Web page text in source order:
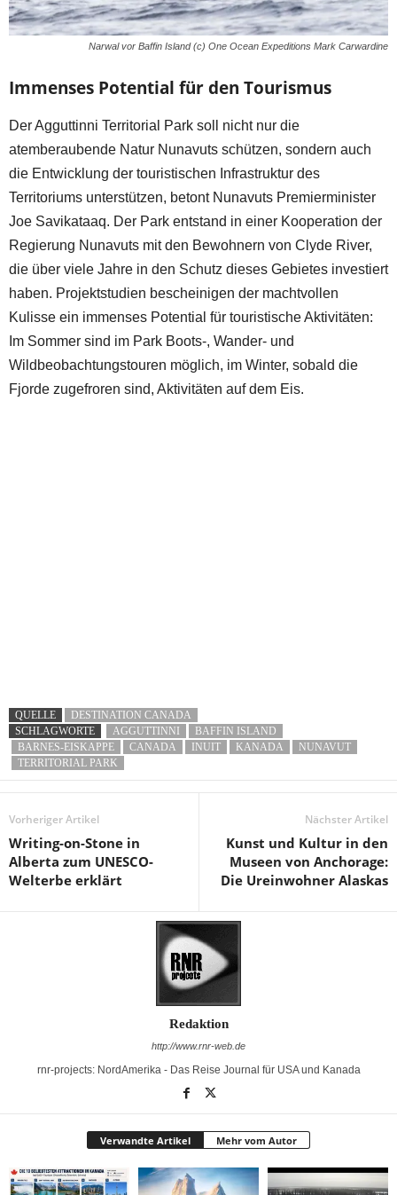
Narwal vor Baffin Island (c) One Ocean Expeditions Mark Carwardine
Immenses Potential für den Tourismus
Der Agguttinni Territorial Park soll nicht nur die
atemberaubende Natur Nunavuts schützen, sondern auch
die Entwicklung der touristischen Infrastruktur des
Territoriums unterstützen, betont Nunavuts Premierminister
Joe Savikataaq. Der Park entstand in einer Kooperation der
Regierung Nunavuts mit den Bewohnern von Clyde River,
die über viele Jahre in den Schutz dieses Gebietes investiert
haben. Projektstudien bescheinigen der machtvollen
Kulisse ein immenses Potential für touristische Aktivitäten:
Im Sommer sind im Park Boots-, Wander- und
Wildbeobachtungstouren möglich, im Winter, sobald die
Fjorde zugefroren sind, Aktivitäten auf dem Eis.
QUELLE
DESTINATION CANADA
SCHLAGWORTE
AGGUTTINNI
BAFFIN ISLAND
BARNES-EISKAPPE
CANADA INUIT KANADA
NUNAVUT
TERRITORIAL PARK
Vorheriger Artikel
Writing-on-Stone in
Alberta zum UNESCO-
Welterbe erklärt
Nächster Artikel
Kunst und Kultur in den
Museen von Anchorage:
Die Ureinwohner Alaskas
Redaktion
http://www.rnr-web.de
rnr-projects: NordAmerika - Das Reise Journal für USA und Kanada
Verwandte Artikel Mehr vom Autor